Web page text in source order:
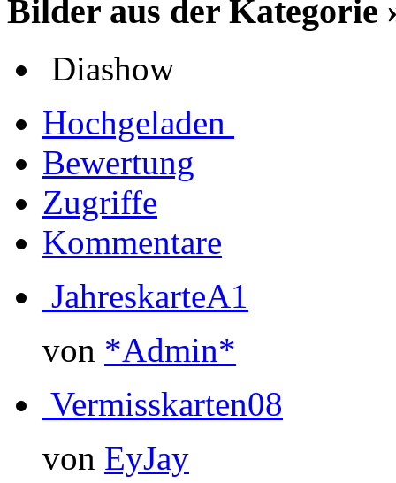
Bilder aus der Kategorie
Diashow
Hochgeladen
Bewertung
Zugriffe
Kommentare
JahreskarteA1
von *Admin*
Vermisskarten08
von EyJay